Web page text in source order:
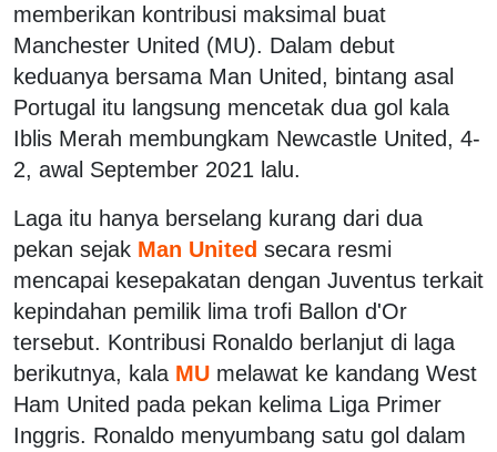
memberikan kontribusi maksimal buat
Manchester United (MU). Dalam debut
keduanya bersama Man United, bintang asal
Portugal itu langsung mencetak dua gol kala
Iblis Merah membungkam Newcastle United, 4-
2, awal September 2021 lalu.
Laga itu hanya berselang kurang dari dua
pekan sejak Man United secara resmi
mencapai kesepakatan dengan Juventus terkait
kepindahan pemilik lima trofi Ballon d'Or
tersebut. Kontribusi Ronaldo berlanjut di laga
berikutnya, kala MU melawat ke kandang West
Ham United pada pekan kelima Liga Primer
Inggris. Ronaldo menyumbang satu gol dalam